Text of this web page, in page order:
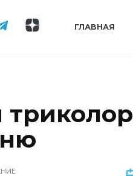
ГЛАВНАЯ
триколор